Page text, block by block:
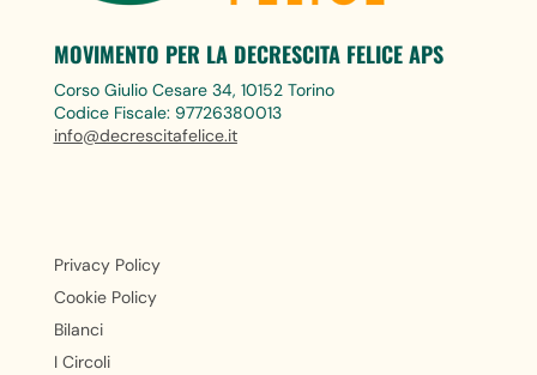
MOVIMENTO PER LA DECRESCITA FELICE APS
Corso Giulio Cesare 34, 10152 Torino
Codice Fiscale: 97726380013
info@decrescitafelice.it
Privacy Policy
Cookie Policy
Bilanci
I Circoli